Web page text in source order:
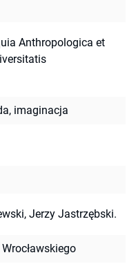
Anthropologica et
imaginacja
Jerzy Jastrzębski.